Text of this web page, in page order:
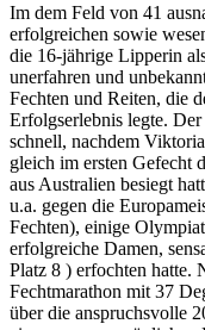
Im dem Feld von 41
erfolgreichen sowie
die 16-jährige Lipperin
unerfahren und
Fechten und Reiten, die
Erfolgserlebnis legte. Der
schnell, nachdem
gleich im ersten Gefecht
aus Australien besiegt
u.a. gegen die
Fechten), einige
erfolgreiche Damen,
Platz 8 ) erfochten hatte.
Fechtmarathon mit 37
über die anspruchsvolle